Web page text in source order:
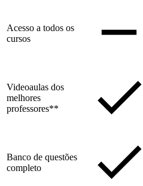
Acesso a todos os
cursos
Videoaulas dos
melhores
professores**
Banco de questões
completo